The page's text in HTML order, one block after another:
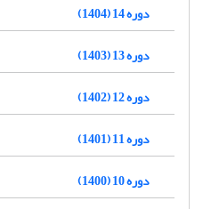
دوره 14 (1404)
دوره 13 (1403)
دوره 12 (1402)
دوره 11 (1401)
دوره 10 (1400)